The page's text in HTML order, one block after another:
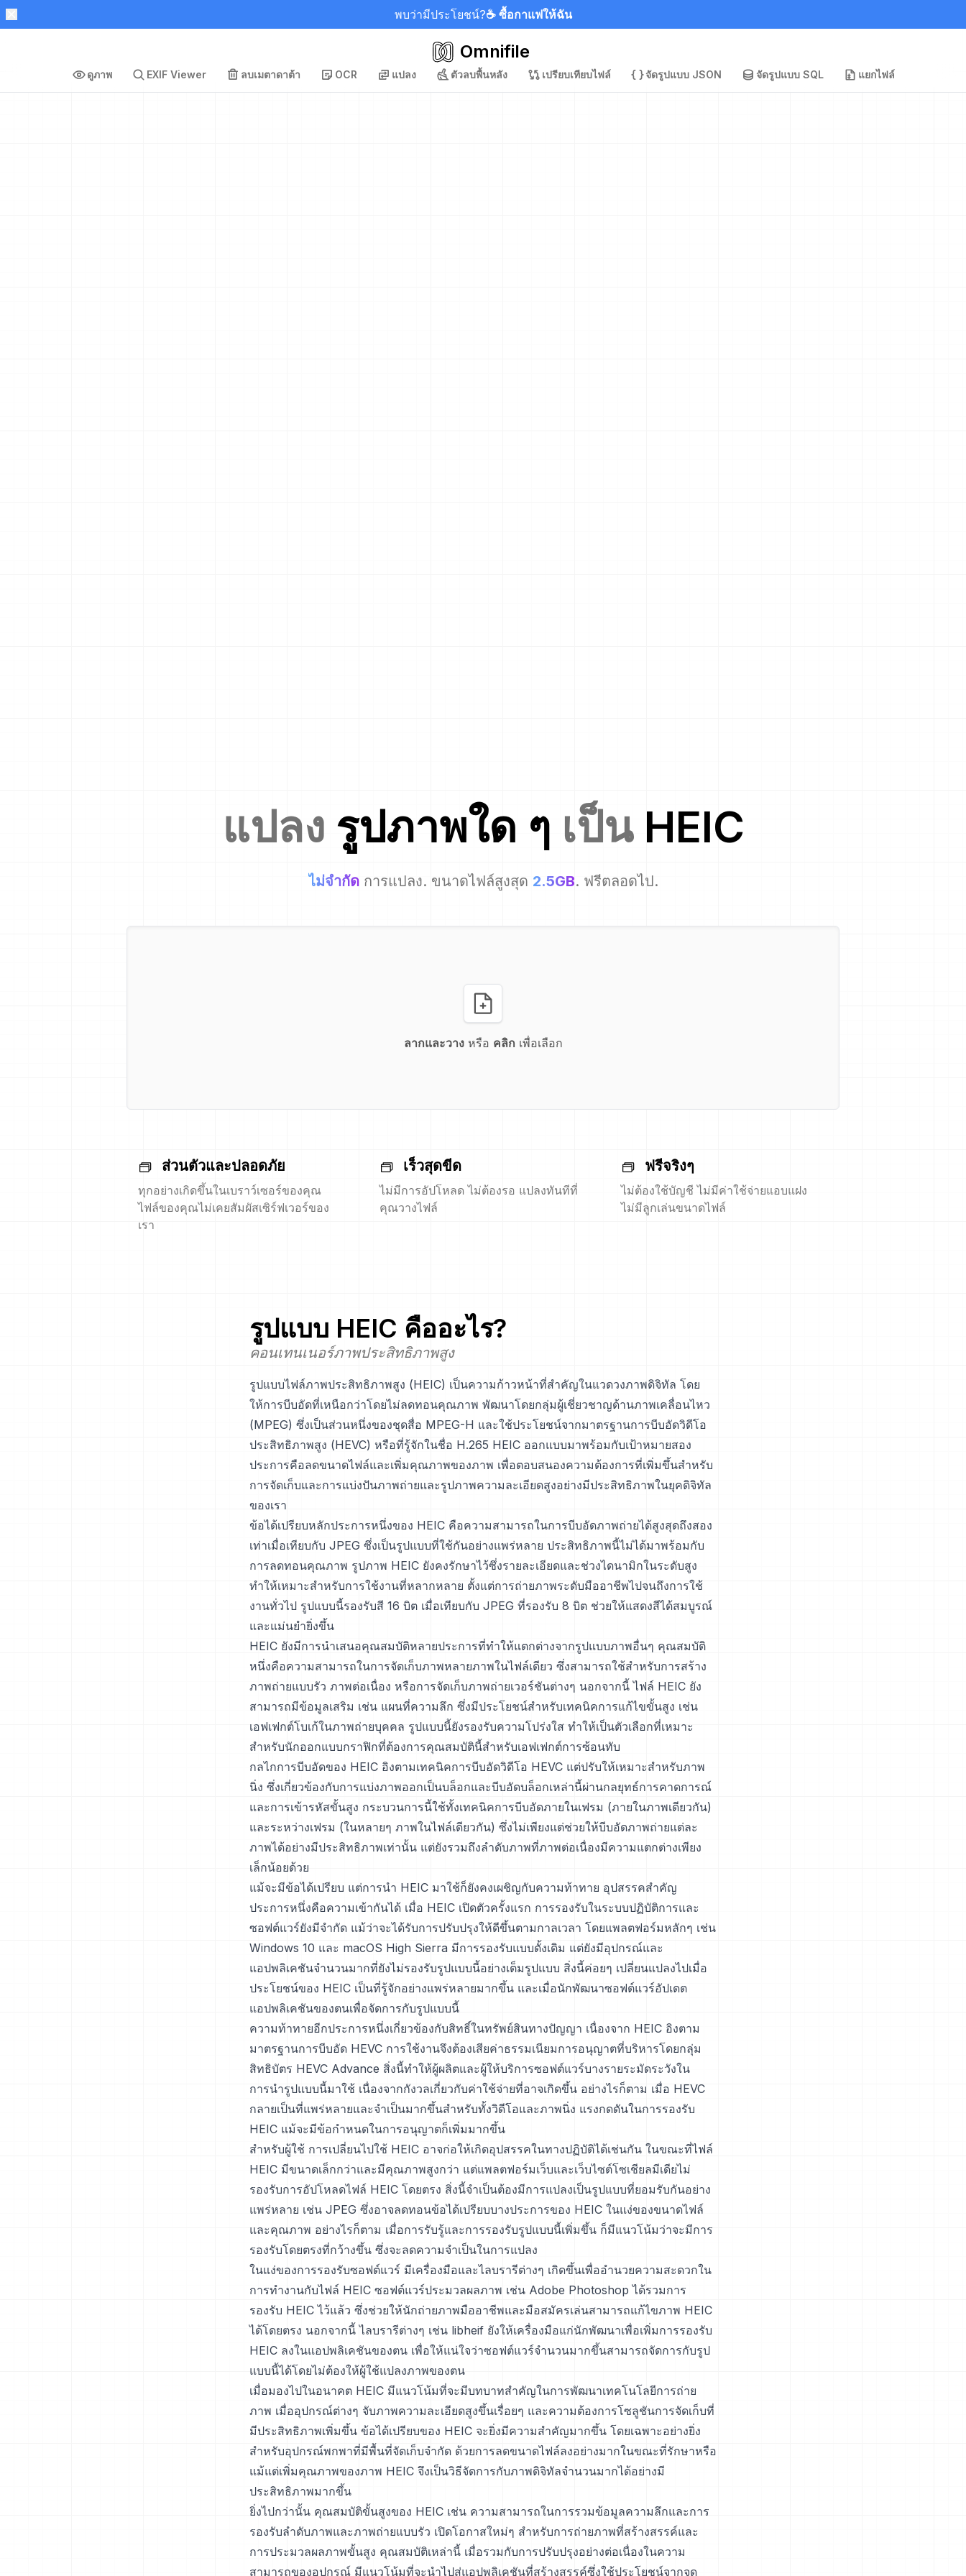
พบว่ามีประโยชน์?☕ ซื้อกาแฟให้ฉัน
Omnifile
ดูภาพ EXIF Viewer ลบเมตาดาต้า OCR แปลง ตัวลบพื้นหลัง เปรียบเทียบไฟล์ จัดรูปแบบ JSON จัดรูปแบบ SQL แยกไฟล์
แปลง รูปภาพใด ๆ เป็น HEIC
ไม่จำกัด การแปลง. ขนาดไฟล์สูงสุด 2.5GB. ฟรีตลอดไป.
ลากและวางหรือ คลิก เพื่อเลือก
ส่วนตัวและปลอดภัย
ทุกอย่างเกิดขึ้นในเบราว์เซอร์ของคุณ
ไฟล์ของคุณไม่เคยสัมผัสเซิร์ฟเวอร์ของ
เรา
เร็วสุดขีด
ไม่มีการอัปโหลด ไม่ต้องรอ แปลงทันทีที่
คุณวางไฟล์
ฟรีจริงๆ
ไม่ต้องใช้บัญชี ไม่มีค่าใช้จ่ายแอบแฝง
ไม่มีลูกเล่นขนาดไฟล์
รูปแบบ HEIC คืออะไร?
คอนเทนเนอร์ภาพประสิทธิภาพสูง
รูปแบบไฟล์ภาพประสิทธิภาพสูง (HEIC) เป็นความก้าวหน้าที่สำคัญในแวดวงภาพดิจิทัล โดย
ให้การบีบอัดที่เหนือกว่าโดยไม่ลดทอนคุณภาพ พัฒนาโดยกลุ่มผู้เชี่ยวชาญด้านภาพเคลื่อนไหว
(MPEG) ซึ่งเป็นส่วนหนึ่งของชุดสื่อ MPEG-H และใช้ประโยชน์จากมาตรฐานการบีบอัดวิดีโอ
ประสิทธิภาพสูง (HEVC) หรือที่รู้จักในชื่อ H.265 HEIC ออกแบบมาพร้อมกับเป้าหมายสอง
ประการคือลดขนาดไฟล์และเพิ่มคุณภาพของภาพ เพื่อตอบสนองความต้องการที่เพิ่มขึ้นสำหรับ
การจัดเก็บและการแบ่งปันภาพถ่ายและรูปภาพความละเอียดสูงอย่างมีประสิทธิภาพในยุคดิจิทัล
ของเรา
ข้อได้เปรียบหลักประการหนึ่งของ HEIC คือความสามารถในการบีบอัดภาพถ่ายได้สูงสุดถึงสอง
เท่าเมื่อเทียบกับ JPEG ซึ่งเป็นรูปแบบที่ใช้กันอย่างแพร่หลาย ประสิทธิภาพนี้ไม่ได้มาพร้อมกับ
การลดทอนคุณภาพ รูปภาพ HEIC ยังคงรักษาไว้ซึ่งรายละเอียดและช่วงไดนามิกในระดับสูง
ทำให้เหมาะสำหรับการใช้งานที่หลากหลาย ตั้งแต่การถ่ายภาพระดับมืออาชีพไปจนถึงการใช้
งานทั่วไป รูปแบบนี้รองรับสี 16 บิต เมื่อเทียบกับ JPEG ที่รองรับ 8 บิต ช่วยให้แสดงสีได้สมบูรณ์
และแม่นยำยิ่งขึ้น
HEIC ยังมีการนำเสนอคุณสมบัติหลายประการที่ทำให้แตกต่างจากรูปแบบภาพอื่นๆ คุณสมบัติ
หนึ่งคือความสามารถในการจัดเก็บภาพหลายภาพในไฟล์เดียว ซึ่งสามารถใช้สำหรับการสร้าง
ภาพถ่ายแบบรัว ภาพต่อเนื่อง หรือการจัดเก็บภาพถ่ายเวอร์ชันต่างๆ นอกจากนี้ ไฟล์ HEIC ยัง
สามารถมีข้อมูลเสริม เช่น แผนที่ความลึก ซึ่งมีประโยชน์สำหรับเทคนิคการแก้ไขขั้นสูง เช่น
เอฟเฟกต์โบเก้ในภาพถ่ายบุคคล รูปแบบนี้ยังรองรับความโปร่งใส ทำให้เป็นตัวเลือกที่เหมาะ
สำหรับนักออกแบบกราฟิกที่ต้องการคุณสมบัตินี้สำหรับเอฟเฟกต์การซ้อนทับ
กลไกการบีบอัดของ HEIC อิงตามเทคนิคการบีบอัดวิดีโอ HEVC แต่ปรับให้เหมาะสำหรับภาพ
นิ่ง ซึ่งเกี่ยวข้องกับการแบ่งภาพออกเป็นบล็อกและบีบอัดบล็อกเหล่านี้ผ่านกลยุทธ์การคาดการณ์
และการเข้ารหัสขั้นสูง กระบวนการนี้ใช้ทั้งเทคนิคการบีบอัดภายในเฟรม (ภายในภาพเดียวกัน)
และระหว่างเฟรม (ในหลายๆ ภาพในไฟล์เดียวกัน) ซึ่งไม่เพียงแต่ช่วยให้บีบอัดภาพถ่ายแต่ละ
ภาพได้อย่างมีประสิทธิภาพเท่านั้น แต่ยังรวมถึงลำดับภาพที่ภาพต่อเนื่องมีความแตกต่างเพียง
เล็กน้อยด้วย
แม้จะมีข้อได้เปรียบ แต่การนำ HEIC มาใช้ก็ยังคงเผชิญกับความท้าทาย อุปสรรคสำคัญ
ประการหนึ่งคือความเข้ากันได้ เมื่อ HEIC เปิดตัวครั้งแรก การรองรับในระบบปฏิบัติการและ
ซอฟต์แวร์ยังมีจำกัด แม้ว่าจะได้รับการปรับปรุงให้ดีขึ้นตามกาลเวลา โดยแพลตฟอร์มหลักๆ เช่น
Windows 10 และ macOS High Sierra มีการรองรับแบบดั้งเดิม แต่ยังมีอุปกรณ์และ
แอปพลิเคชันจำนวนมากที่ยังไม่รองรับรูปแบบนี้อย่างเต็มรูปแบบ สิ่งนี้ค่อยๆ เปลี่ยนแปลงไปเมื่อ
ประโยชน์ของ HEIC เป็นที่รู้จักอย่างแพร่หลายมากขึ้น และเมื่อนักพัฒนาซอฟต์แวร์อัปเดต
แอปพลิเคชันของตนเพื่อจัดการกับรูปแบบนี้
ความท้าทายอีกประการหนึ่งเกี่ยวข้องกับสิทธิ์ในทรัพย์สินทางปัญญา เนื่องจาก HEIC อิงตาม
มาตรฐานการบีบอัด HEVC การใช้งานจึงต้องเสียค่าธรรมเนียมการอนุญาตที่บริหารโดยกลุ่ม
สิทธิบัตร HEVC Advance สิ่งนี้ทำให้ผู้ผลิตและผู้ให้บริการซอฟต์แวร์บางรายระมัดระวังใน
การนำรูปแบบนี้มาใช้ เนื่องจากกังวลเกี่ยวกับค่าใช้จ่ายที่อาจเกิดขึ้น อย่างไรก็ตาม เมื่อ HEVC
กลายเป็นที่แพร่หลายและจำเป็นมากขึ้นสำหรับทั้งวิดีโอและภาพนิ่ง แรงกดดันในการรองรับ
HEIC แม้จะมีข้อกำหนดในการอนุญาตก็เพิ่มมากขึ้น
สำหรับผู้ใช้ การเปลี่ยนไปใช้ HEIC อาจก่อให้เกิดอุปสรรคในทางปฏิบัติได้เช่นกัน ในขณะที่ไฟล์
HEIC มีขนาดเล็กกว่าและมีคุณภาพสูงกว่า แต่แพลตฟอร์มเว็บและเว็บไซต์โซเชียลมีเดียไม่
รองรับการอัปโหลดไฟล์ HEIC โดยตรง สิ่งนี้จำเป็นต้องมีการแปลงเป็นรูปแบบที่ยอมรับกันอย่าง
แพร่หลาย เช่น JPEG ซึ่งอาจลดทอนข้อได้เปรียบบางประการของ HEIC ในแง่ของขนาดไฟล์
และคุณภาพ อย่างไรก็ตาม เมื่อการรับรู้และการรองรับรูปแบบนี้เพิ่มขึ้น ก็มีแนวโน้มว่าจะมีการ
รองรับโดยตรงที่กว้างขึ้น ซึ่งจะลดความจำเป็นในการแปลง
ในแง่ของการรองรับซอฟต์แวร์ มีเครื่องมือและไลบรารีต่างๆ เกิดขึ้นเพื่ออำนวยความสะดวกใน
การทำงานกับไฟล์ HEIC ซอฟต์แวร์ประมวลผลภาพ เช่น Adobe Photoshop ได้รวมการ
รองรับ HEIC ไว้แล้ว ซึ่งช่วยให้นักถ่ายภาพมืออาชีพและมือสมัครเล่นสามารถแก้ไขภาพ HEIC
ได้โดยตรง นอกจากนี้ ไลบรารีต่างๆ เช่น libheif ยังให้เครื่องมือแก่นักพัฒนาเพื่อเพิ่มการรองรับ
HEIC ลงในแอปพลิเคชันของตน เพื่อให้แน่ใจว่าซอฟต์แวร์จำนวนมากขึ้นสามารถจัดการกับรูป
แบบนี้ได้โดยไม่ต้องให้ผู้ใช้แปลงภาพของตน
เมื่อมองไปในอนาคต HEIC มีแนวโน้มที่จะมีบทบาทสำคัญในการพัฒนาเทคโนโลยีการถ่าย
ภาพ เมื่ออุปกรณ์ต่างๆ จับภาพความละเอียดสูงขึ้นเรื่อยๆ และความต้องการโซลูชันการจัดเก็บที่
มีประสิทธิภาพเพิ่มขึ้น ข้อได้เปรียบของ HEIC จะยิ่งมีความสำคัญมากขึ้น โดยเฉพาะอย่างยิ่ง
สำหรับอุปกรณ์พกพาที่มีพื้นที่จัดเก็บจำกัด ด้วยการลดขนาดไฟล์ลงอย่างมากในขณะที่รักษาหรือ
แม้แต่เพิ่มคุณภาพของภาพ HEIC จึงเป็นวิธีจัดการกับภาพดิจิทัลจำนวนมากได้อย่างมี
ประสิทธิภาพมากขึ้น
ยิ่งไปกว่านั้น คุณสมบัติขั้นสูงของ HEIC เช่น ความสามารถในการรวมข้อมูลความลึกและการ
รองรับลำดับภาพและภาพถ่ายแบบรัว เปิดโอกาสใหม่ๆ สำหรับการถ่ายภาพที่สร้างสรรค์และ
การประมวลผลภาพขั้นสูง คุณสมบัติเหล่านี้ เมื่อรวมกับการปรับปรุงอย่างต่อเนื่องในความ
สามารถของอุปกรณ์ มีแนวโน้มที่จะนำไปสู่แอปพลิเคชันที่สร้างสรรค์ซึ่งใช้ประโยชน์จากจุด